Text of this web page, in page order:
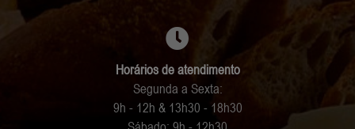
Horários de atendimento
Segunda a Sexta:
9h - 12h & 13h30 - 18h30